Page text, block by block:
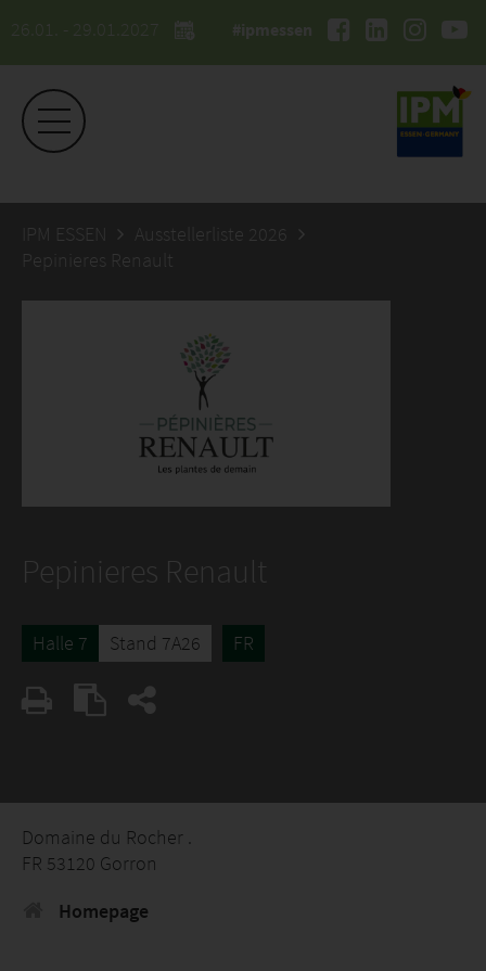
26.01. - 29.01.2027 #ipmessen
IPM ESSEN
Ausstellerliste 2026
Pepinieres Renault
Pepinieres Renault
Halle 7 Stand 7A26 FR
Domaine du Rocher .
FR 53120 Gorron
Homepage